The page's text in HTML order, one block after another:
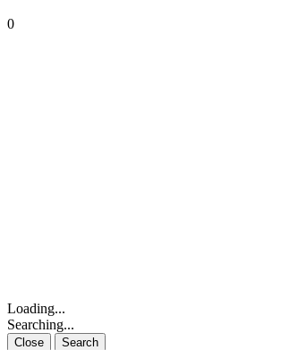
0
Loading...
Searching...
Close Search